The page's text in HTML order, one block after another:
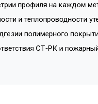
профиля на каждом
и теплопроводности
полимерного
СТ-РК и